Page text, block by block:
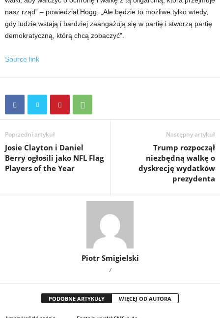
nasz rząd” – powiedział Hogg. „Ale będzie to możliwe tylko wtedy,
gdy ludzie wstają i bardziej zaangażują się w partię i stworzą partię
demokratyczną, którą chcą zobaczyć”.
Source link
Poprzedni artykuł
Josie Clayton i Daniel
Berry ogłosili jako NFL Flag
Players of the Year
Następny artykuł
Trump rozpoczął
niezbędną walkę o
dyskrecję wydatków
prezydenta
Piotr Smigielski
/
PODOBNE ARTYKUŁY WIĘCEJ OD AUTORA